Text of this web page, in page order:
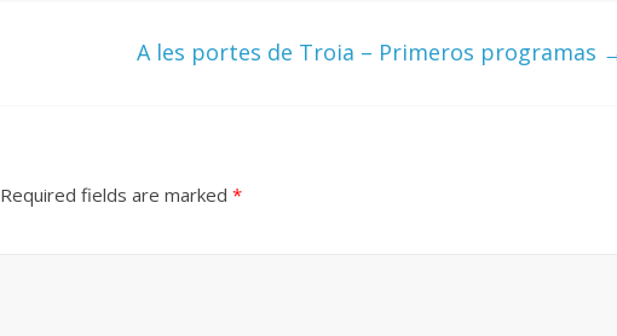
A les portes de Troia – Primeros programas
Required fields are marked *